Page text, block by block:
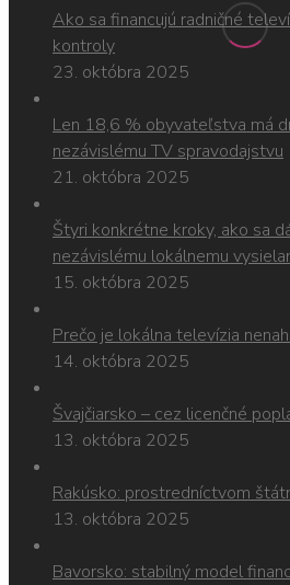
Ako sa financujú radničné
kontroly
23. októbra 2025
Len 18,6 % obyvateľstva má
nezávislému TV spravodajstvu
21. októbra 2025
Štyri konkrétne kroky, ako sa
nezávislému lokálnemu
15. októbra 2025
Prečo je lokálna televízia
14. októbra 2025
Švajčiarsko – cez licenčné
13. októbra 2025
Rakúsko: prostredníctvom
13. októbra 2025
Bavorsko: stabilný model